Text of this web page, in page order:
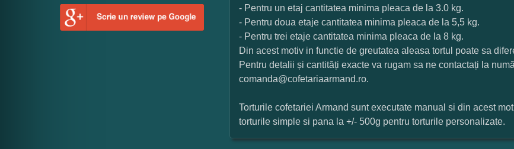
- Pentru un etaj cantitatea minima pleaca de la 3.0 kg.
- Pentru doua etaje cantitatea minima pleaca de la 5,5 kg.
- Pentru trei etaje cantitatea minima pleaca de la 8 kg.
Din acest motiv in functie de greutatea aleasa tortul poate sa
Pentru detalii și cantități exacte va rugam sa ne contactați la
comanda@cofetariaarmand.ro.
Torturile cofetariei Armand sunt executate manual si din acest
torturile simple si pana la +/- 500g pentru torturile personalizate.